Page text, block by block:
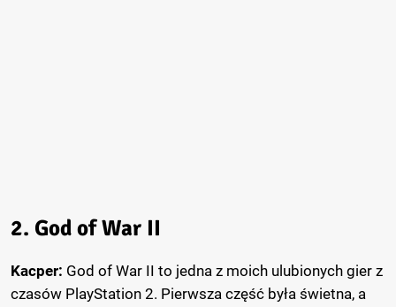
2. God of War II
Kacper: God of War II to jedna z moich ulubionych gier z
czasów PlayStation 2. Pierwsza część była świetna, a